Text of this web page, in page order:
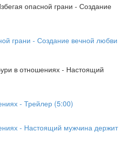
опасной грани - Создание
грани - Создание вечной любви
в отношениях - Настоящий
- Трейлер (5:00)
- Настоящий мужчина держит